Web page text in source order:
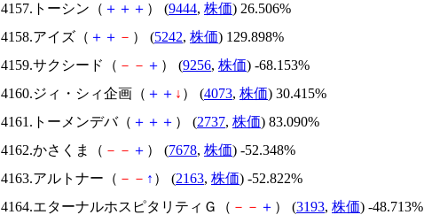
4157.トーシン（ ＋ ＋ ＋ ） (9444, 株価) 26.506%
4158.アイズ（ ＋ ＋ － ） (5242, 株価) 129.898%
4159.サクシード（ － － ＋ ） (9256, 株価) -68.153%
4160.ジィ・シィ企画（ ＋ ＋ ↓ ） (4073, 株価) 30.415%
4161.トーメンデバ（ ＋ ＋ ＋ ） (2737, 株価) 83.090%
4162.かさくま（ － － ＋ ） (7678, 株価) -52.348%
4163.アルトナー（ － － ↑ ） (2163, 株価) -52.822%
4164.エターナルホスピタリティＧ（ － － ＋ ） (3193, 株価) -48.713%